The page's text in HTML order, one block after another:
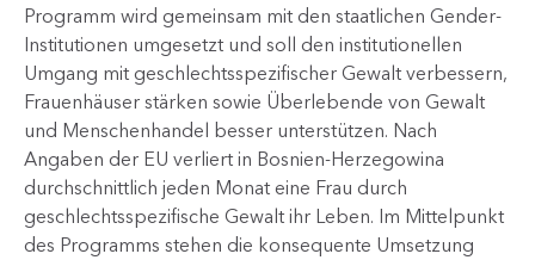
Programm wird gemeinsam mit den staatlichen Gender-
Institutionen umgesetzt und soll den institutionellen
Umgang mit geschlechtsspezifischer Gewalt verbessern,
Frauenhäuser stärken sowie Überlebende von Gewalt
und Menschenhandel besser unterstützen. Nach
Angaben der EU verliert in Bosnien-Herzegowina
durchschnittlich jeden Monat eine Frau durch
geschlechtsspezifische Gewalt ihr Leben. Im Mittelpunkt
des Programms stehen die konsequente Umsetzung